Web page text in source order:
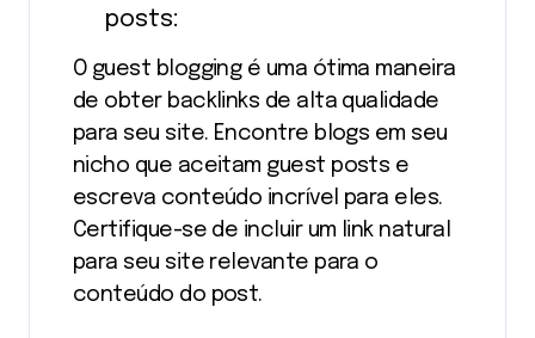
posts:
O guest blogging é uma ótima maneira
de obter backlinks de alta qualidade
para seu site. Encontre blogs em seu
nicho que aceitam guest posts e
escreva conteúdo incrível para eles.
Certifique-se de incluir um link natural
para seu site relevante para o
conteúdo do post.